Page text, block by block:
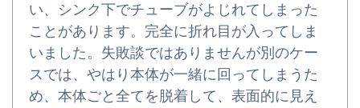
い、シンク下でチューブがよじれてしまった
ことがあります。完全に折れ目が入ってしま
いました。失敗談ではありませんが別のケー
スでは、やはり本体が一緒に回ってしまうた
め、本体ごと全てを脱着して、表面的に見え